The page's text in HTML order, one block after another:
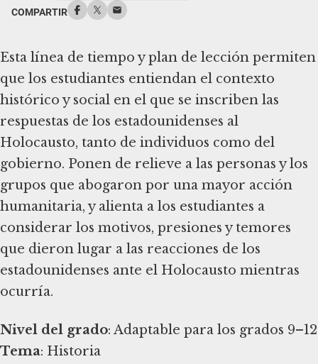
COMPARTIR
Esta línea de tiempo y plan de lección permiten
que los estudiantes entiendan el contexto
histórico y social en el que se inscriben las
respuestas de los estadounidenses al
Holocausto, tanto de individuos como del
gobierno. Ponen de relieve a las personas y los
grupos que abogaron por una mayor acción
humanitaria, y alienta a los estudiantes a
considerar los motivos, presiones y temores
que dieron lugar a las reacciones de los
estadounidenses ante el Holocausto mientras
ocurría.
Nivel del grado
Tema